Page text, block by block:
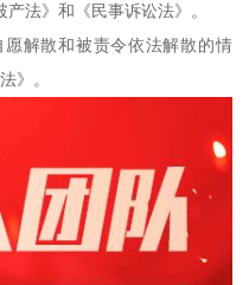
法》和《民事诉讼法》。
解散和被责令依法解散的情
》。